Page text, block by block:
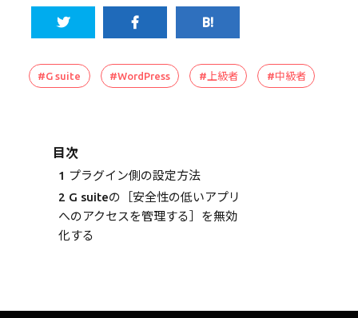
#G suite #WordPress #上級者 #中級者
目次
1 プラグイン側の設定方法
2 G suiteの［安全性の低いアプリ
へのアクセスを管理する］を無効
化する